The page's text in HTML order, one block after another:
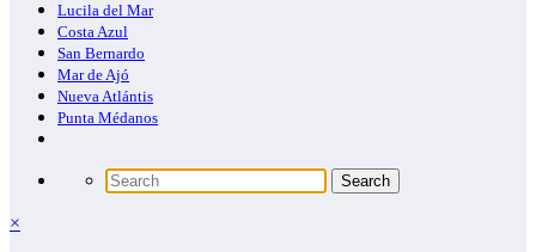
Lucila del Mar
Costa Azul
San Bernardo
Mar de Ajó
Nueva Atlántis
Punta Médanos
×